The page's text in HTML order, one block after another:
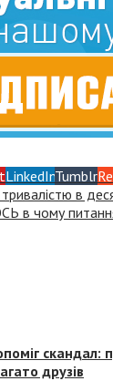
LinkedInTumblr
в
в чому
скандал:
друзів